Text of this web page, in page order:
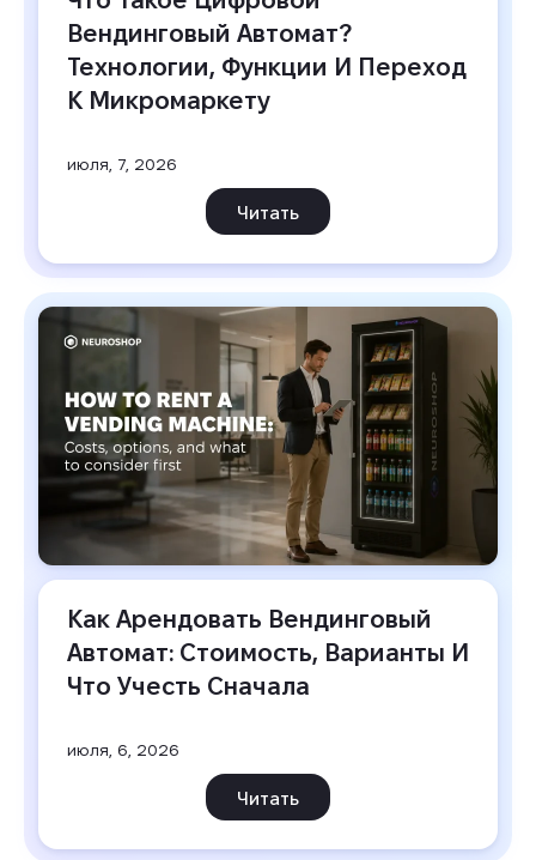
Вендинговый Автомат?
Технологии, Функции И Переход
К Микромаркету
июля, 7, 2026
Читать
Как Арендовать Вендинговый
Автомат: Стоимость, Варианты И
Что Учесть Сначала
июля, 6, 2026
Читать